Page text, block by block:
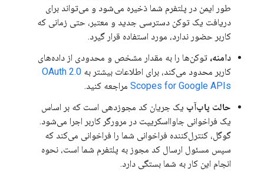
طور ایمن در پلتفرم شما ذخیره می‌شود و می‌تواند برای
دریافت یک توکن دسترسی جدید و معتبر، حتی زمانی که
کاربر حضور ندارد، مورد استفاده قرار گیرد.
دامنه، توکن‌ها را به مقدار مشخص و محدودی از داده‌های
کاربر محدود می‌کند، برای اطلاعات بیشتر به OAuth 2.0
Scopes for Google APIs مراجعه کنید.
حالت پاپ‌آپ یک جریان کد مجوزدهی است که بر اساس
یک فراخوانی جاوااسکریپت در مرورگر کاربر اجرا می‌شود.
گوگل، کنترل‌کننده فراخوانی شما را فراخوانی می‌کند که
سپس مسئول ارسال کد مجوز به پلتفرم شما است، نحوه
انجام این کار به شما بستگی دارد.